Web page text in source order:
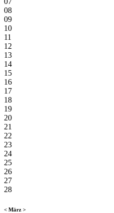
08
09
10
11
12
13
14
15
16
17
18
19
20
21
22
23
24
25
26
27
28
< März >